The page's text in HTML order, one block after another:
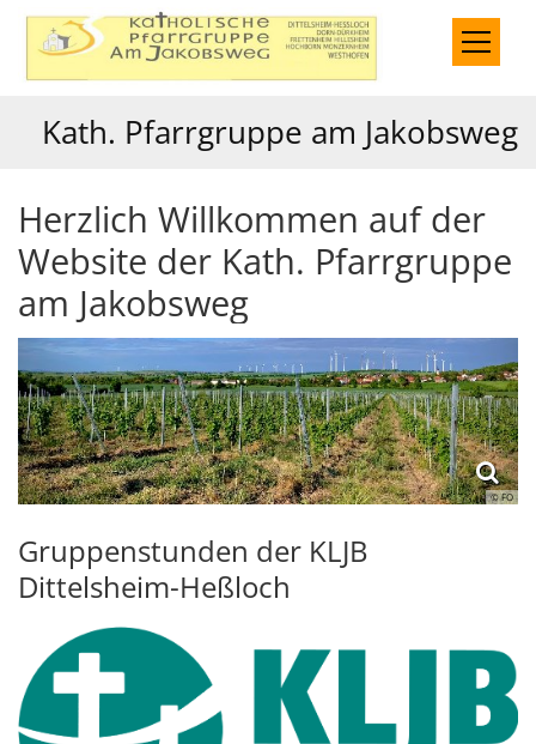
Zum Inhalt springen
Kath. Pfarrgruppe am Jakobsweg
Herzlich Willkommen auf der
Website der Kath. Pfarrgruppe
am Jakobsweg
© FO
Gruppenstunden der KLJB
Dittelsheim-Heßloch